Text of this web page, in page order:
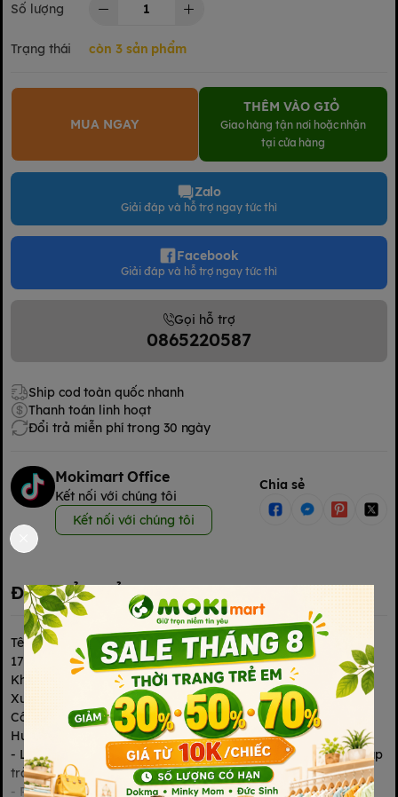
Số lượng
Trạng thái còn 3 sản phẩm
MUA NGAY
THÊM VÀO GIỎ
Giao hàng tận nơi hoặc nhận
tại cửa hàng
Zalo
Giải đáp và hỗ trợ ngay tức thì
Facebook
Giải đáp và hỗ trợ ngay tức thì
Gọi hỗ trợ
0865220587
Ship cod toàn quốc nhanh
Thanh toán linh hoạt
Đổi trả miễn phí trong 30 ngày
Mokimart Office
Kết nối với chúng tôi
Kết nối với chúng tôi
Chia sẻ
Đặc điểm nổi bật
Tên sản phẩm: Lốc 4 Sữa Trái Cây Kun Hương Dâu Có Thạch
170Ml
Khối lượng tịnh / Thể tích thực / Kích thước: 170Ml*4
Xuất xứ: Việt Nam
Công dụng: Bổ sung vitamin A, B1, B3, B6 và vitamin D3
Hướng dẫn sử dụng:
- Lắc đều trước khi uống để thạch phân bố đều trong sữa, giúp
trải nghiệm uống thú vị hơn.
- Phù hợp với bé trên 3 tuổi